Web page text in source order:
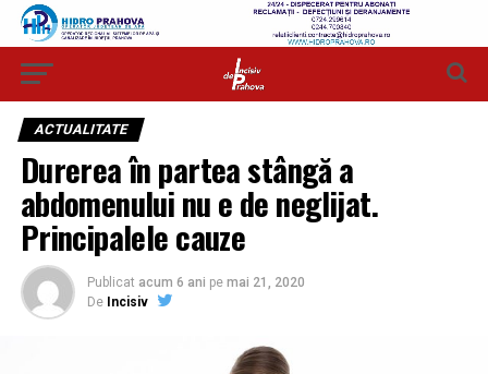
ACTUALITATE
Durerea în partea stângă a
abdomenului nu e de neglijat.
Principalele cauze
Publicat acum 6 ani pe mai 21, 2020
De Incisiv